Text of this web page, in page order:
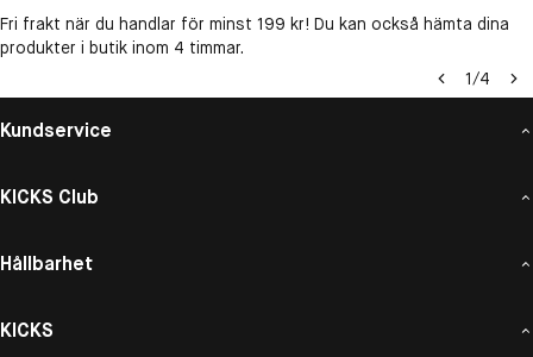
Fri frakt när du handlar för minst 199 kr! Du kan också hämta dina
produkter i butik inom 4 timmar.
1/4
Kundservice
KICKS Club
Hållbarhet
KICKS